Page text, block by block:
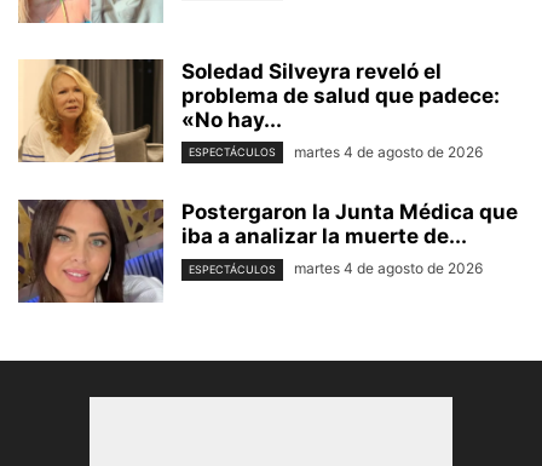
Soledad Silveyra reveló el
problema de salud que padece:
«No hay...
ESPECTÁCULOS martes 4 de agosto de 2026
Postergaron la Junta Médica que
iba a analizar la muerte de...
ESPECTÁCULOS martes 4 de agosto de 2026